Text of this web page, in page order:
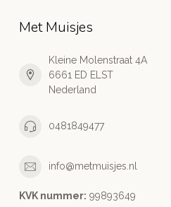
Met Muisjes
Kleine Molenstraat 4A
6661 ED ELST
Nederland
0481849477
info@metmuisjes.nl
KVK nummer: 99893649